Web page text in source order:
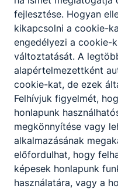
Mobilitás értékelés,
Vas Megyei SZC
hó.pdf
Letöltés
Vas Megyei SZC
Letöltés
fejlesztése. Hogyan
kikapcsolni a cookie-
engedélyezi a cookie-
változtatását. A
alapértelmezettként
cookie-kat, de ezek
Felhívjuk figyelmét,
honlapunk
megkönnyítése vagy
alkalmazásának
előfordulhat, hogy
képesek honlapunk
használatára, vagy a